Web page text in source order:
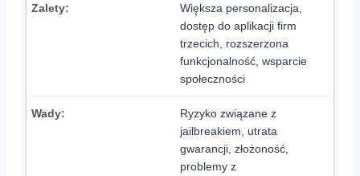
Większa personalizacja,
dostęp do aplikacji firm
trzecich, rozszerzona
funkcjonalność, wsparcie
społeczności
Ryzyko związane z
jailbreakiem, utrata
gwarancji, złożoność,
problemy z